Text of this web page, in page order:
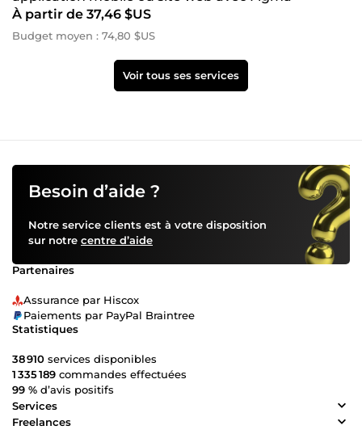
À partir de 37,46 $US
Budget moyen : 74,80 $US
Voir tous ses services
Besoin d’aide ?
Notre service clients est à votre disposition
sur notre centre d’aide
Partenaires
Assurance par Hiscox
Paiements par PayPal Braintree
Statistiques
38 910 services disponibles
1 335 189 commandes effectuées
99 % d’avis positifs
Services
Freelances